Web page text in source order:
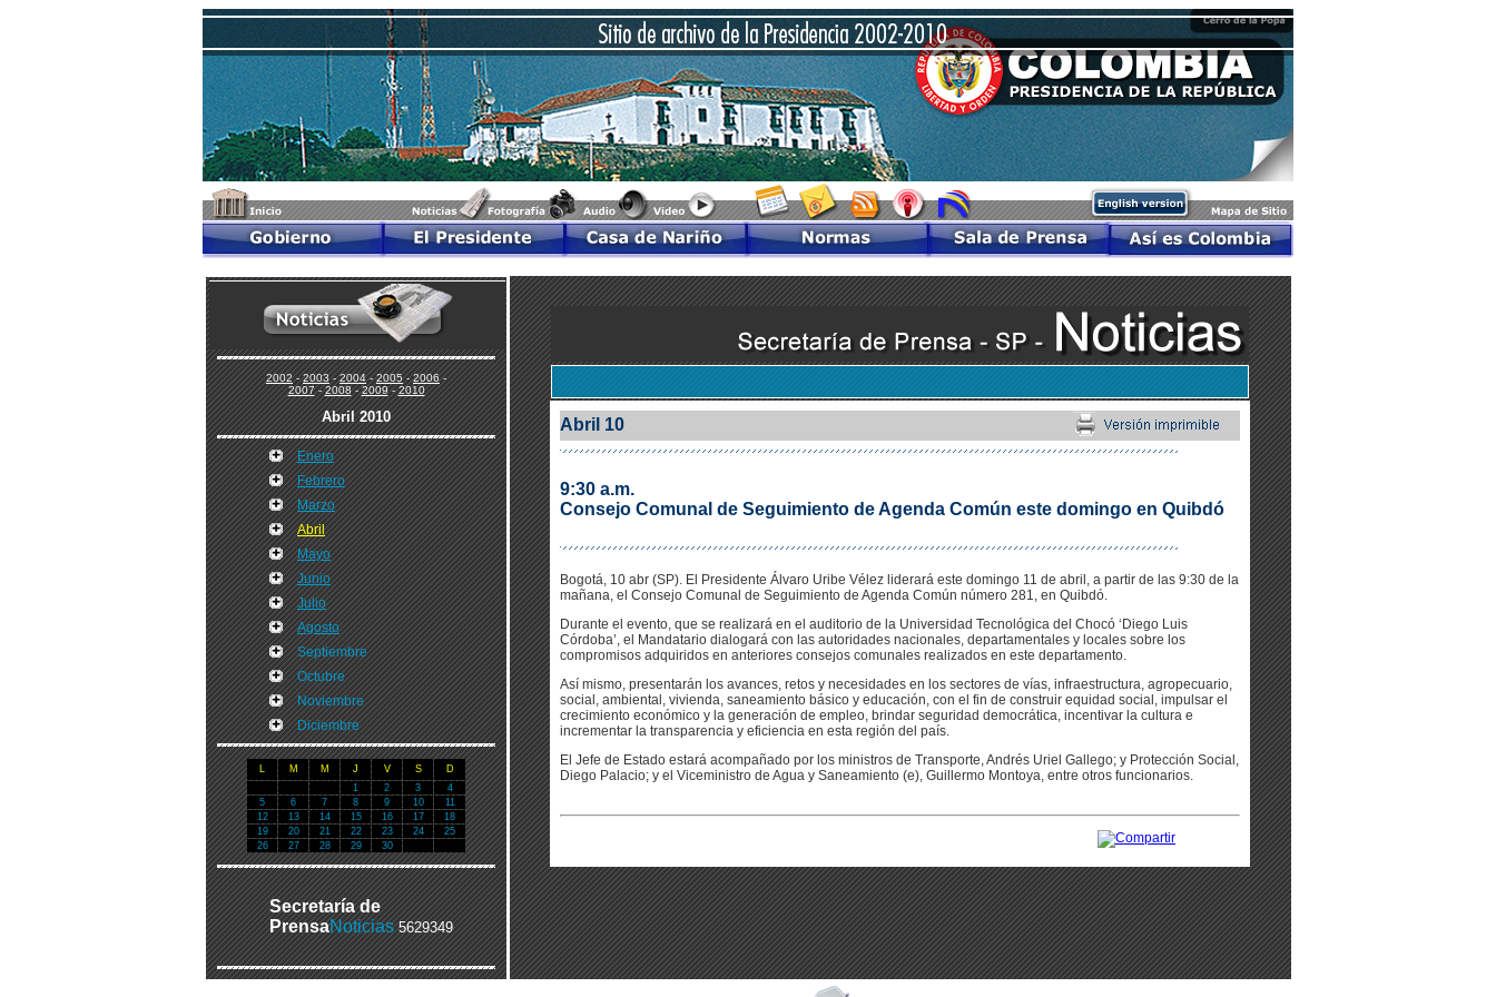
2002-2003-2004-2005-2006-
2007-2008-2009-2010
Abril 2010
Enero
Febrero
Marzo
Abril
Mayo
Junio
Julio
Agosto
Septiembre
Octubre
Noviembre
Diciembre
L M M J V S
D
1
2 3
4
5
6 7 8 9 10
11
12
13 14 15 16 17
18
19
20 21 22 23 24
25
26
27 28 29 30
Secretaría de
PrensaNoticias 5629349
Abril 10
9:30 a.m.
Consejo Comunal de Seguimiento de Agenda Común este domingo en Quibdó
Bogotá, 10 abr (SP). El Presidente Álvaro Uribe Vélez liderará este domingo 11 de abril, a partir de las 9:30 de la
mañana, el Consejo Comunal de Seguimiento de Agenda Común número 281, en Quibdó.
Durante el evento, que se realizará en el auditorio de la Universidad Tecnológica del Chocó ‘Diego Luis
Córdoba’, el Mandatario dialogará con las autoridades nacionales, departamentales y locales sobre los
compromisos adquiridos en anteriores consejos comunales realizados en este departamento.
Así mismo, presentarán los avances, retos y necesidades en los sectores de vías, infraestructura, agropecuario,
social, ambiental, vivienda, saneamiento básico y educación, con el fin de construir equidad social, impulsar el
crecimiento económico y la generación de empleo, brindar seguridad democrática, incentivar la cultura e
incrementar la transparencia y eficiencia en esta región del país.
El Jefe de Estado estará acompañado por los ministros de Transporte, Andrés Uriel Gallego; y Protección Social,
Diego Palacio; y el Viceministro de Agua y Saneamiento (e), Guillermo Montoya, entre otros funcionarios.